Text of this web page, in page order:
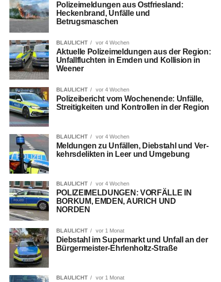
Poli­zei­mel­dun­gen aus Ost­fries­land:
Hecken­brand, Unfäl­le und
Betrugsmaschen
BLAULICHT vor 4 Wochen
Aktu­el­le Poli­zei­mel­dun­gen aus der Regi­on:
Unfall­fluch­ten in Emden und Kol­li­si­on in
Weener
BLAULICHT vor 4 Wochen
Poli­zei­be­richt vom Wochen­en­de: Unfäl­le,
Strei­tig­kei­ten und Kon­trol­len in der Region
BLAULICHT vor 4 Wochen
Mel­dun­gen zu Unfäl­len, Dieb­stahl und Ver­
kehrs­de­lik­ten in Leer und Umgebung
BLAULICHT vor 4 Wochen
POLIZEIMELDUNGEN: VORFÄLLE IN
BORKUM, EMDEN, AURICH UND
NORDEN
BLAULICHT vor 1 Monat
Dieb­stahl im Super­markt und Unfall an der
Bürgermeister-Ehrlenholtz-Straße
BLAULICHT vor 1 Monat